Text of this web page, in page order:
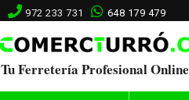
972 233 731 648 179 479
Tu Ferretería Profesional Online